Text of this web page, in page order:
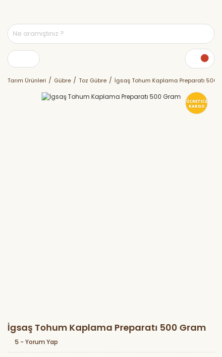
Tarım Ürünleri Gübre Toz Gübre İgsaş Tohum Kaplama Preparatı 500
ÜCRETSİZ
KARGO
İgsaş Tohum Kaplama Preparatı 500 Gram
5 - Yorum Yap